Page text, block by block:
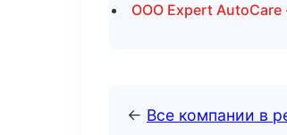
ООО Expert AutoCare
← Все компании в